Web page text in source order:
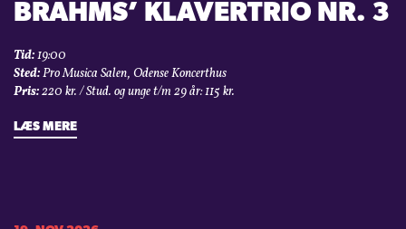
BRAHMS’ KLAVERTRIO NR. 3
Tid:19:00
Sted:Pro Musica Salen, Odense Koncerthus
Pris:220 kr. / Stud. og unge t/m 29 år: 115 kr.
LÆS MERE